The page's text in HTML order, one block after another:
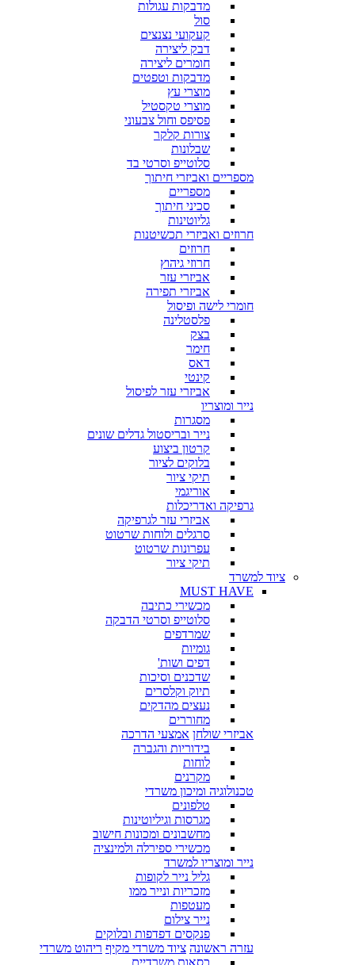
מדבקות עגולות
סול
קעקועי נצנצים
דבק ליצירה
חומרים ליצירה
מדבקות וטפטים
מוצרי עץ
מוצרי טקסטיל
פסיפס וחול צבעוני
צורות קלקר
שבלונות
סלוטייפ וסרטי בד
מספריים ואביזרי חיתוך
מספריים
סכיני חיתוך
גליוטינות
חרוזים ואביזרי תכשיטנות
חרוזים
חרוזי גיהוץ
אביזרי עזר
אביזרי תפירה
חומרי לישה ופיסול
פלסטלינה
בצק
חימר
דאס
קינטי
אביזרי עזר לפיסול
נייר ומוצריו
מסגרות
נייר ובריסטול גדלים שונים
קרטון ביצוע
בלוקים לציור
תיקי ציור
אוריגמי
גרפיקה ואדריכלות
אביזרי עזר לגרפיקה
סרגלים ולוחות שרטוט
עפרונות שרטוט
תיקי ציור
ציוד למשרד
MUST HAVE
מכשירי כתיבה
סלוטייפ וסרטי הדבקה
שמרדפים
גומיות
דפים ושות'
שדכנים וסיכות
תיוק וקלסרים
נעצים מהדקים
מחוררים
אביזרי שולחן אמצעי הדרכה
בידוריות והגברה
לוחות
מקרנים
טכנולוגיה ומיכון משרדי
טלפונים
מגרסות וגיליוטינות
מחשבונים ומכונות חישוב
מכשירי ספירלה ולמינציה
נייר ומוצריו למשרד
גליל נייר לקופות
מזכריות ונייר ממו
מעטפות
נייר צילום
פנקסים דפדפות ובלוקים
עזרה ראשונה ציוד משרדי מקיף ריהוט משרדי
כסאות משרדיים